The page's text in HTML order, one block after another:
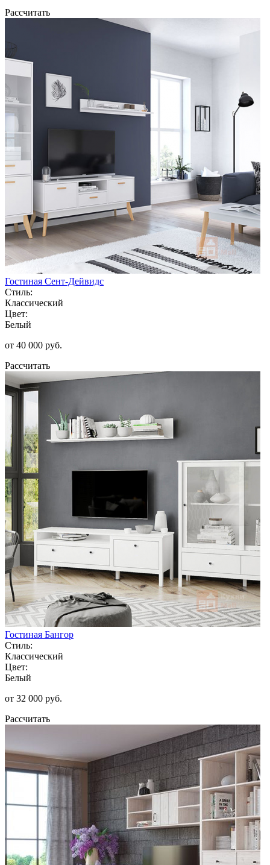
Рассчитать
Гостиная Сент-Дейвидс
Стиль:
Классический
Цвет:
Белый
от 40 000 руб.
Рассчитать
Гостиная Бангор
Стиль:
Классический
Цвет:
Белый
от 32 000 руб.
Рассчитать